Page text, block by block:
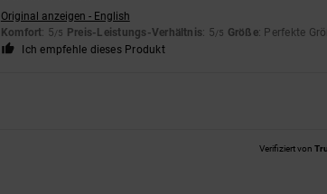
Original anzeigen - English
Komfort: 5/5 Preis-Leistungs-Verhältnis: 5/5 Größe: Perfekte
Ich empfehle dieses Produkt
Verifiziert von